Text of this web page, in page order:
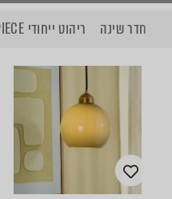
חדר שינה ריהוט ייחודי ONE PIECE